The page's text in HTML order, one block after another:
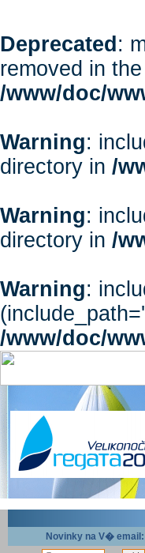
Deprecated :
removed in
/www/doc/
Warning:
directory in /
Warning:
directory in /
Warning:
/www/doc/
Novinky na V� email: